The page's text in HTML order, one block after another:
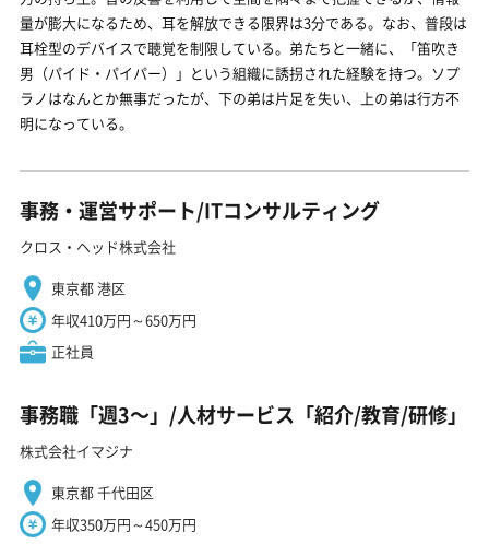
量が膨大になるため、耳を解放できる限界は3分である。なお、普段は
耳栓型のデバイスで聴覚を制限している。弟たちと一緒に、「笛吹き
男（パイド・パイパー）」という組織に誘拐された経験を持つ。ソプ
ラノはなんとか無事だったが、下の弟は片足を失い、上の弟は行方不
明になっている。
事務・運営サポート/ITコンサルティング
クロス・ヘッド株式会社
東京都 港区
年収410万円～650万円
正社員
事務職「週3〜」/人材サービス「紹介/教育/研修」
株式会社イマジナ
東京都 千代田区
年収350万円～450万円